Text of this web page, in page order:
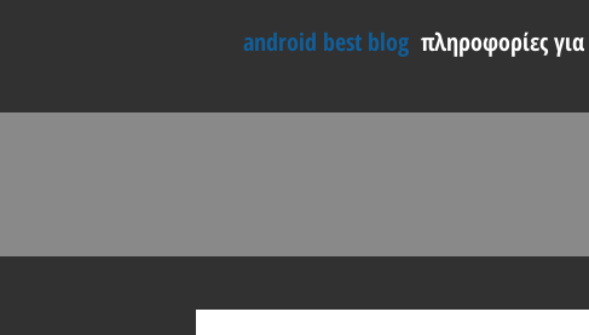
android best blog πληροφορίες